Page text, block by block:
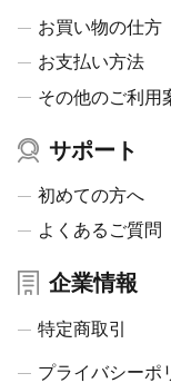
お買い物の仕方
お支払い方法
その他のご利用
サポート
初めての方へ
よくあるご質問
企業情報
特定商取引
プライバシーポ